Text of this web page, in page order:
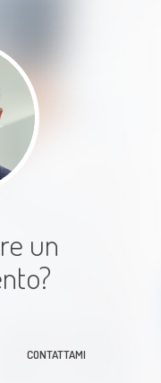
già
un
CONTATTAMI